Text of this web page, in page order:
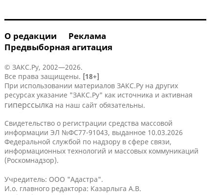
О редакции
Реклама
Предвыборная агитация
© ЗАКС.Ру, 2002—2026.
Все права защищены. [18+]
При использовании материалов ЗАКС.Ру на других
ресурсах указание "ЗАКС.Ру" как источника и активная
гиперссылка на наш сайт обязательны.
Свидетельство о регистрации средства массовой
информации ЭЛ №ФС77-91043, выданное 10.03.2026
Федеральной службой по надзору в сфере связи,
информационных технологий и массовых коммуникаций
(Роскомнадзор).
Учредитель: ООО "Адастра".
И.о. главного редактора: Казарлыга А.В.